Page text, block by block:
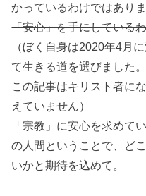
かっているわけではあり
「安心」を手にしている
（ぼく自身は2020年4月
て生きる道を選びました
この記事はキリスト者に
えていません）
「宗教」に安心を求めて
の人間ということで、ど
いかと期待を込めて。